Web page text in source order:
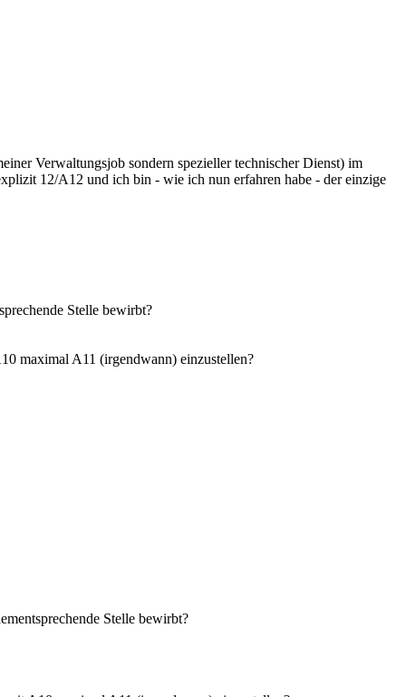
Verwaltungsjob sondern spezieller technischer Dienst) im
12/A12 und ich bin - wie ich nun erfahren habe - der einzige
Stelle bewirbt?
maximal A11 (irgendwann) einzustellen?
Stelle bewirbt?